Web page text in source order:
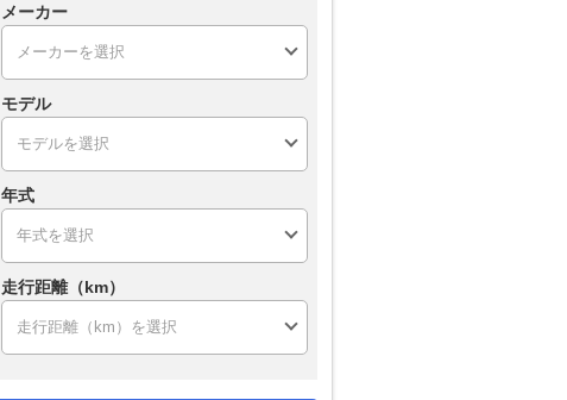
メーカー
モデル
年式
走行距離（km）